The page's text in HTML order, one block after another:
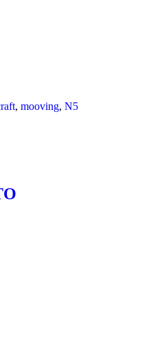
, mooving, N5